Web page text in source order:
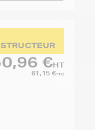
€HT
61,15 €TTC